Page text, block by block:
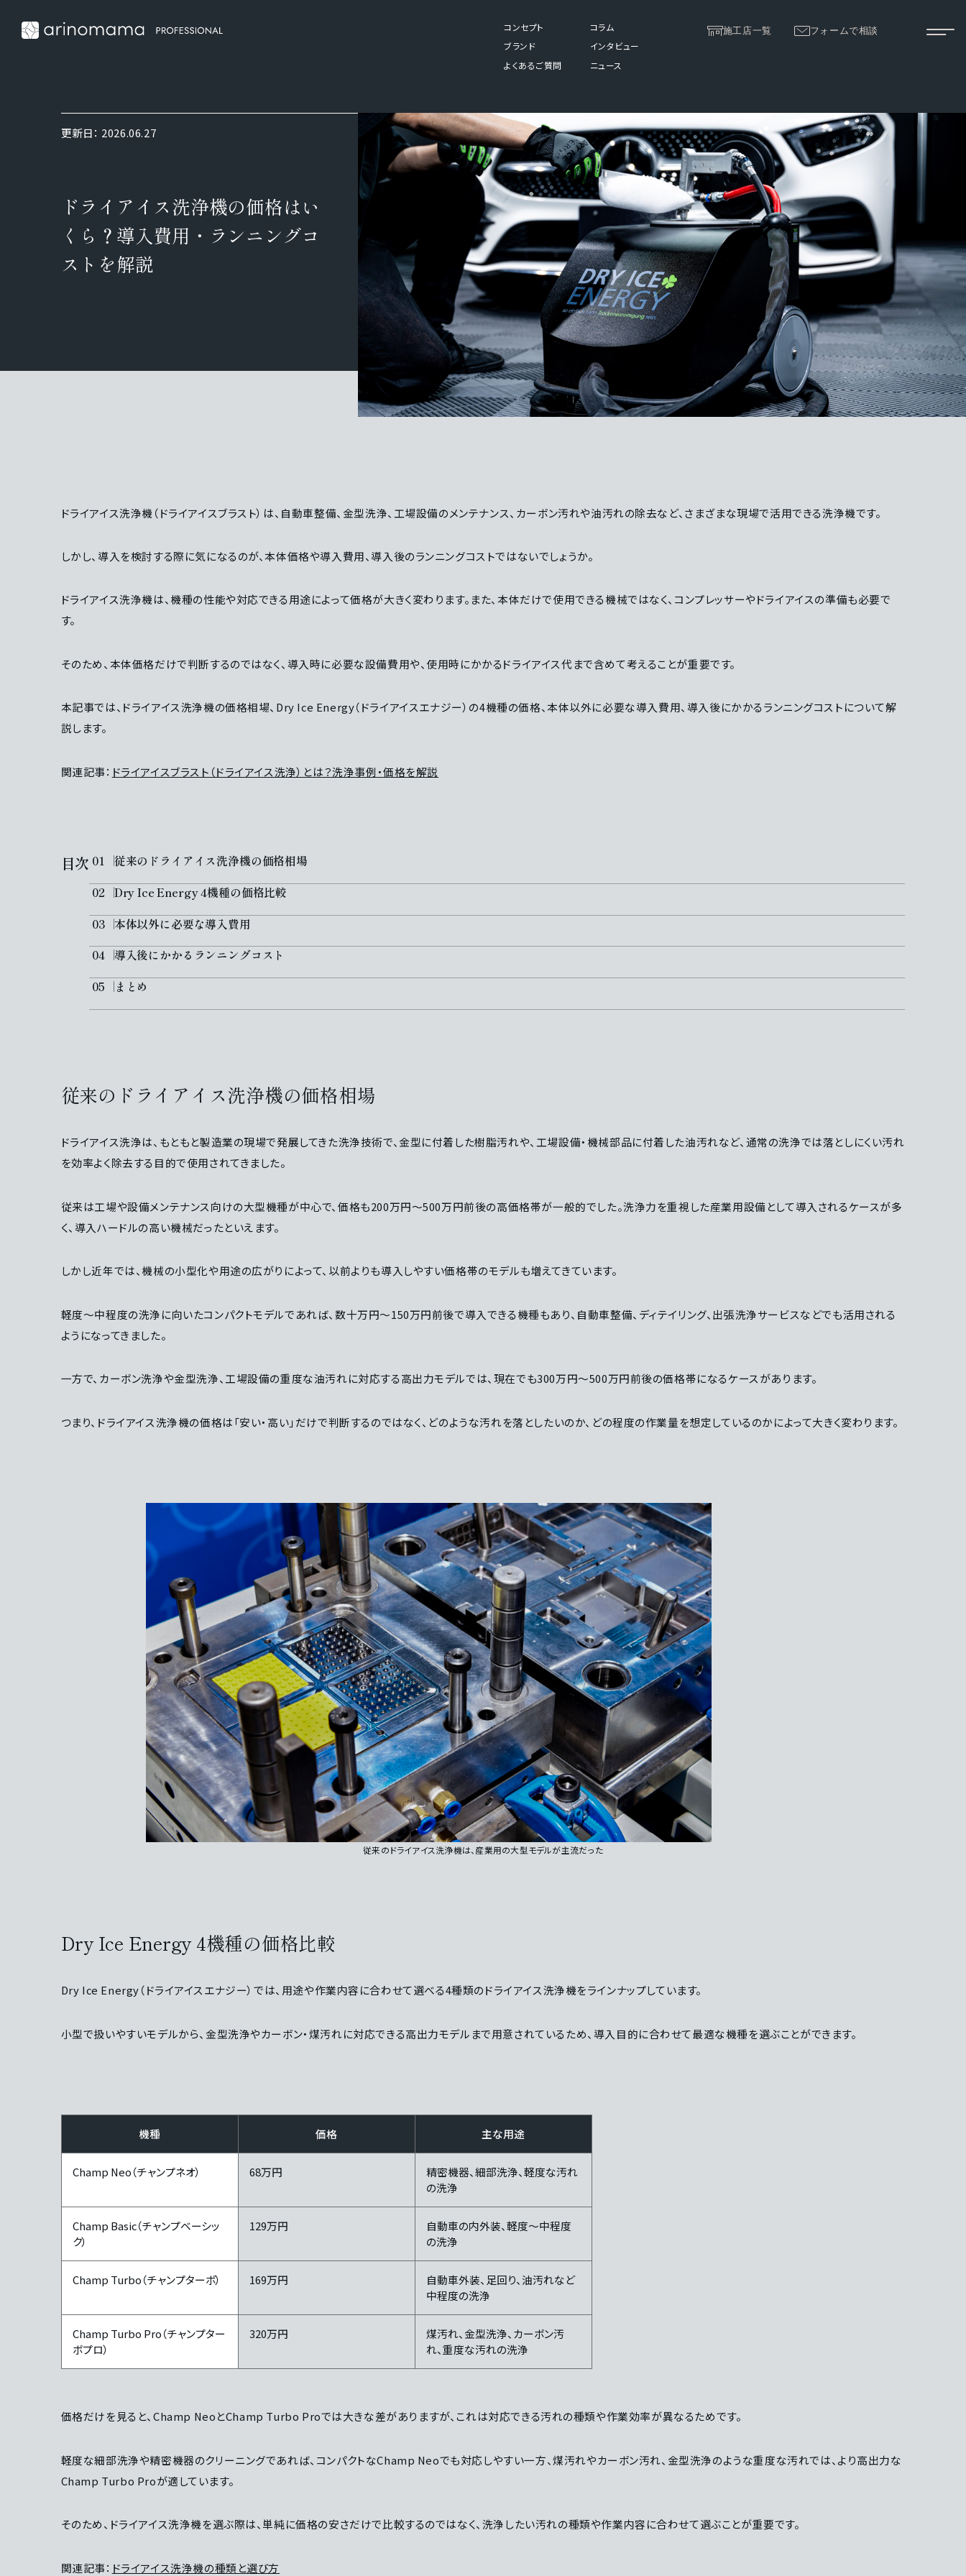
コンセプト
コラム
ブランド
インタビュー
よくあるご質問
ニュース
施工店一覧 フォームで相談
更新日： 2026.06.27
ドライアイス洗浄機の価格はい
くら？導入費用・ランニングコ
ストを解説
ドライアイス洗浄機（ドライアイスブラスト）は、自動車整備、金型洗浄、工場設備のメンテナンス、カーボン汚れや油汚れの除去など、さまざまな現場で活用できる洗浄機です。
しかし、導入を検討する際に気になるのが、本体価格や導入費用、導入後のランニングコストではないでしょうか。
ドライアイス洗浄機は、機種の性能や対応できる用途によって価格が大きく変わります。また、本体だけで使用できる機械ではなく、コンプレッサーやドライアイスの準備も必要で
す。
そのため、本体価格だけで判断するのではなく、導入時に必要な設備費用や、使用時にかかるドライアイス代まで含めて考えることが重要です。
本記事では、ドライアイス洗浄機の価格相場、Dry Ice Energy（ドライアイスエナジー）の4機種の価格、本体以外に必要な導入費用、導入後にかかるランニングコストについて解
説します。
関連記事： ドライアイスブラスト（ドライアイス洗浄）とは？洗浄事例・価格を解説
目次
従来のドライアイス洗浄機の価格相場
Dry Ice Energy 4機種の価格比較
本体以外に必要な導入費用
導入後にかかるランニングコスト
まとめ
従来のドライアイス洗浄機の価格相場
ドライアイス洗浄は、もともと製造業の現場で発展してきた洗浄技術で、金型に付着した樹脂汚れや、工場設備・機械部品に付着した油汚れなど、通常の洗浄では落としにくい汚れ
を効率よく除去する目的で使用されてきました。
従来は工場や設備メンテナンス向けの大型機種が中心で、価格も200万円〜500万円前後の高価格帯が一般的でした。洗浄力を重視した産業用設備として導入されるケースが多
く、導入ハードルの高い機械だったといえます。
しかし近年では、機械の小型化や用途の広がりによって、以前よりも導入しやすい価格帯のモデルも増えてきています。
軽度〜中程度の洗浄に向いたコンパクトモデルであれば、数十万円〜150万円前後で導入できる機種もあり、自動車整備、ディテイリング、出張洗浄サービスなどでも活用される
ようになってきました。
一方で、カーボン洗浄や金型洗浄、工場設備の重度な油汚れに対応する高出力モデルでは、現在でも300万円〜500万円前後の価格帯になるケースがあります。
つまり、ドライアイス洗浄機の価格は「安い・高い」だけで判断するのではなく、どのような汚れを落としたいのか、どの程度の作業量を想定しているのかによって大きく変わります。
従来のドライアイス洗浄機は、産業用の大型モデルが主流だった
Dry Ice Energy 4機種の価格比較
Dry Ice Energy（ドライアイスエナジー）では、用途や作業内容に合わせて選べる4種類のドライアイス洗浄機をラインナップしています。
小型で扱いやすいモデルから、金型洗浄やカーボン・煤汚れに対応できる高出力モデルまで用意されているため、導入目的に合わせて最適な機種を選ぶことができます。
機種 価格 主な用途
Champ Neo（チャンプネオ） 68万円
精密機器、細部洗浄、軽度な汚れ
の洗浄
Champ Basic（チャンプベーシッ
ク）
129万円
自動車の内外装、軽度～中程度
の洗浄
Champ Turbo（チャンプターボ） 169万円
自動車外装、足回り、油汚れなど
中程度の洗浄
Champ Turbo Pro（チャンプター
ボプロ）
320万円
煤汚れ、金型洗浄、カーボン汚
れ、重度な汚れの洗浄
価格だけを見ると、Champ NeoとChamp Turbo Proでは大きな差がありますが、これは対応できる汚れの種類や作業効率が異なるためです。
軽度な細部洗浄や精密機器のクリーニングであれば、コンパクトなChamp Neoでも対応しやすい一方、煤汚れやカーボン汚れ、金型洗浄のような重度な汚れでは、より高出力な
Champ Turbo Proが適しています。
そのため、ドライアイス洗浄機を選ぶ際は、単純に価格の安さだけで比較するのではなく、洗浄したい汚れの種類や作業内容に合わせて選ぶことが重要です。
関連記事： ドライアイス洗浄機の種類と選び方